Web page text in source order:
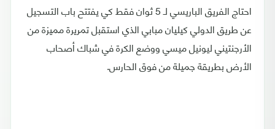
احتاج الفريق الباريسي لـ 5 ثوان فقط كي يفتتح باب التسجيل
عن طريق الدولي كيليان مبابي الذي استقبل تمريرة مميزة من
الأرجنتيني ليونيل ميسي ووضع الكرة في شباك أصحاب
الأرض بطريقة جميلة من فوق الحارس.